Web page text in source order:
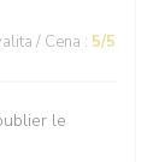
/ Cena : 5/5
le